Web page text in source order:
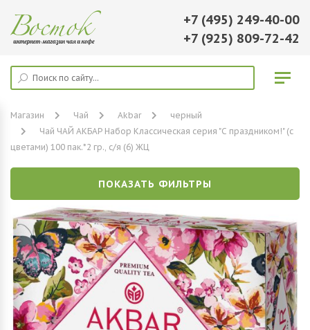
+7 (495) 249-40-00
+7 (925) 809-72-42
Магазин Чай Akbar
черный
Чай ЧАЙ АКБАР Набор Классическая серия "С праздником!" (с
цветами) 100 пак.*2 гр., с/я (6) ЖЦ
ПОКАЗАТЬ ФИЛЬТРЫ